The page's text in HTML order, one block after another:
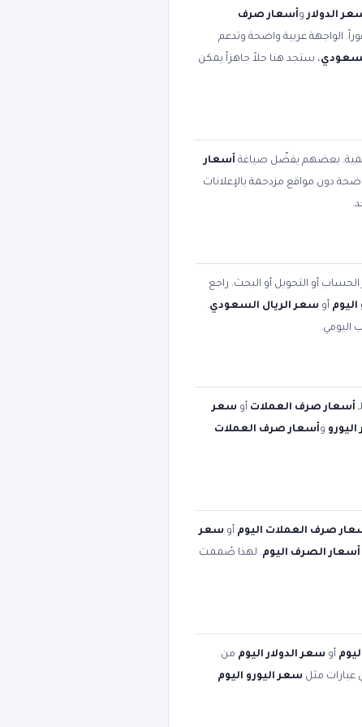
الدولاروأسعار صرف
الواجهة عربية واضحة وتدعم
، ستجد هنا حلاً جاهزاً يمكن
بعضهم يفضّل صياغة أسعار
دون مواقع مزدحمة بالإعلانات
أو التحويل أو البحث. راجع
أو سعر الريال السعودي.
اليومي.
أسعار صرف العملات أو سعر
وأسعار صرف العملات
صرف العملات اليوم أو سعر
أسعار الصرف اليوم. لهذا صُممت
أو سعر الدولار اليوم من
عبارات مثل سعر اليورو اليوم